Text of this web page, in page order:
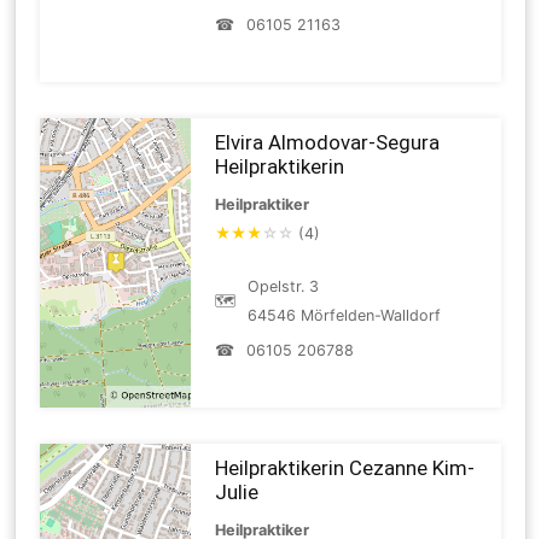
☎
06105 21163
Elvira Almodovar-Segura
Heilpraktikerin
Heilpraktiker
★★★ ☆ ☆ (4)
🗺
Opelstr. 3
64546 Mörfelden-Walldorf
☎
06105 206788
Heilpraktikerin Cezanne Kim-
Julie
Heilpraktiker